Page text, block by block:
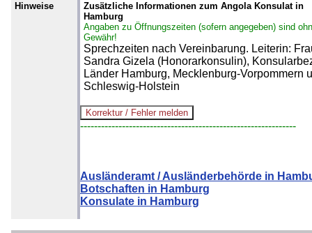
Hinweise
Zusätzliche Informationen zum Angola Konsulat in
Hamburg
Angaben zu Öffnungszeiten (sofern angegeben) sind
Gewähr!
Sprechzeiten nach Vereinbarung. Leiterin:
Sandra Gizela (Honorarkonsulin),
Länder Hamburg, Mecklenburg-Vorpommern
Schleswig-Holstein
--------------------------------------------------------------
Ausländeramt / Ausländerbehörde in
Botschaften in Hamburg
Konsulate in Hamburg